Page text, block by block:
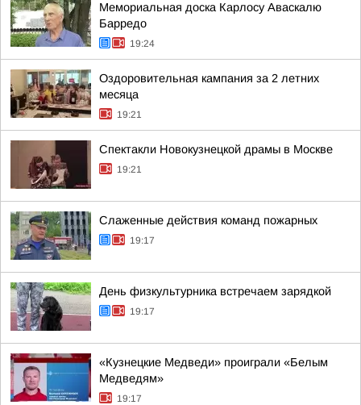
Мемориальная доска Карлосу Аваскалю
Барредо
19:24
Оздоровительная кампания за 2 летних
месяца
19:21
Спектакли Новокузнецкой драмы в Москве
19:21
Слаженные действия команд пожарных
19:17
День физкультурника встречаем зарядкой
19:17
«Кузнецкие Медведи» проиграли «Белым
Медведям»
19:17